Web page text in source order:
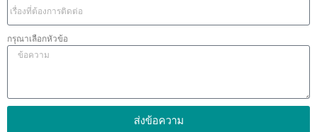
กรุณาเลือกหัวข้อ
ส่งข้อความ